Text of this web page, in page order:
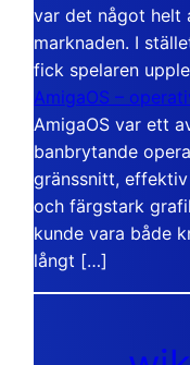
var det något helt
marknaden. I
fick spelaren
AmigaOS –
AmigaOS var ett
banbrytande
gränssnitt,
och färgstark
kunde vara både
långt […]